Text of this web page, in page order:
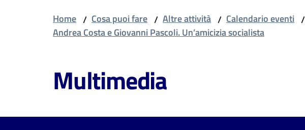
Home / Cosa puoi fare / Altre attività / Calendario eventi /
Andrea Costa e Giovanni Pascoli. Un’amicizia socialista
Multimedia